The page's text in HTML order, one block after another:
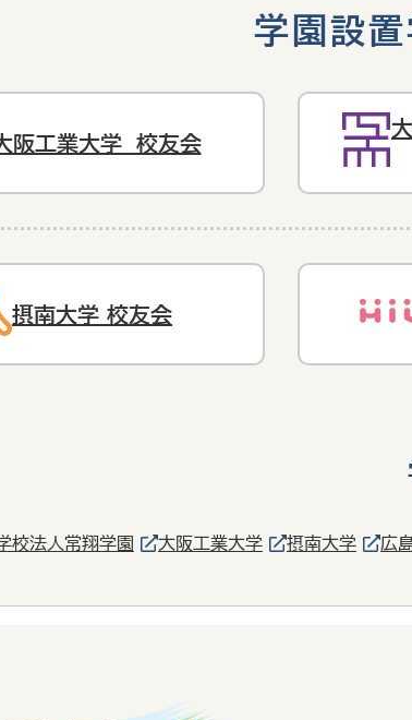
学園設置
阪工業大学 校友会
摂南大学 校友会
校法人常翔学園 大阪工業大学 摂南大学 広